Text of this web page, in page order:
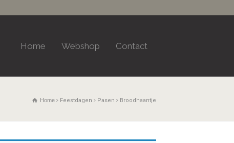
Home Webshop Contact
Home Feestdagen Pasen Broodhaantje